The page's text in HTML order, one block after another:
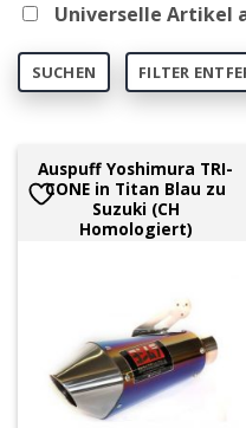
Universelle Artikel
SUCHEN FILTER
Auspuff Yoshimura TRI-
CONE in Titan Blau zu
Suzuki (CH
Homologiert)